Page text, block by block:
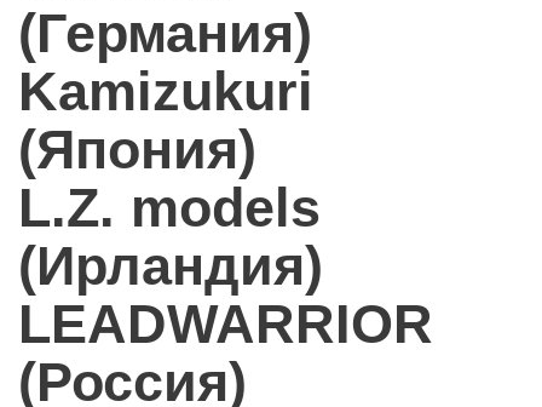
(Германия)
Kamizukuri
(Япония)
L.Z. models
(Ирландия)
LEADWARRIOR
(Россия)